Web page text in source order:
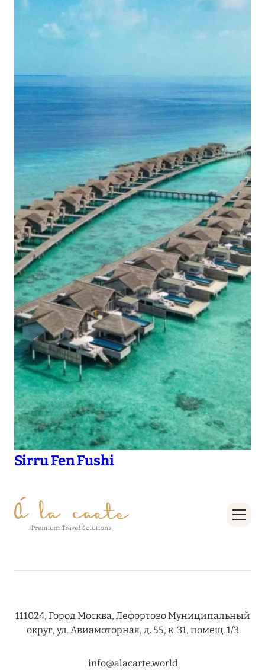
Sirru Fen Fushi
111024, Город Москва, Лефортово Муниципальный
округ, ул. Авиамоторная, д. 55, к. 31, помещ. 1/3
info@alacarte.world